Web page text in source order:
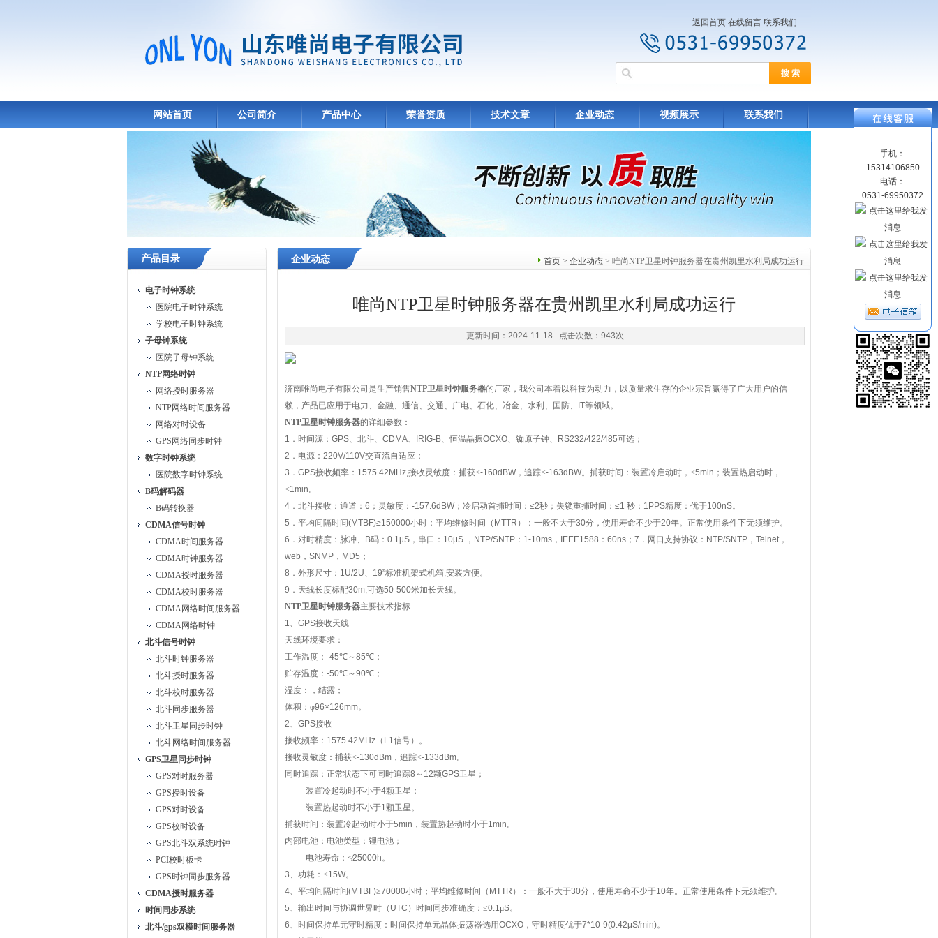
返回首页 在线留言 联系我们
网站首页 公司简介 产品中心 荣誉资质 技术文章 企业动态 视频展示 联系我们
产品目录
电子时钟系统
医院电子时钟系统
学校电子时钟系统
子母钟系统
医院子母钟系统
NTP网络时钟
网络授时服务器
NTP网络时间服务器
网络对时设备
GPS网络同步时钟
数字时钟系统
医院数字时钟系统
B码解码器
B码转换器
CDMA信号时钟
CDMA时间服务器
CDMA时钟服务器
CDMA授时服务器
CDMA校时服务器
CDMA网络时间服务器
CDMA网络时钟
北斗信号时钟
北斗时钟服务器
北斗授时服务器
北斗校时服务器
北斗同步服务器
北斗卫星同步时钟
北斗网络时间服务器
GPS卫星同步时钟
GPS对时服务器
GPS授时设备
GPS对时设备
GPS校时设备
GPS北斗双系统时钟
PCI校时板卡
GPS时钟同步服务器
CDMA授时服务器
时间同步系统
北斗/gps双模时间服务器
首页 > 企业动态 > 唯尚NTP卫星时钟服务器在贵州凯里水利局成功运行
企业动态
唯尚NTP卫星时钟服务器在贵州凯里水利局成功运行
更新时间：2024-11-18 点击次数：943次
济南唯尚电子有限公司是生产销售NTP卫星时钟服务器的厂家，我公司本着以科技为动力，以质量求生存的企业宗旨赢得了广大用户的信
赖，产品已应用于电力、金融、通信、交通、广电、石化、冶金、水利、国防、
IT等领域。
NTP卫星时钟服务器的详细参数：
1 ．时间源： GPS、北斗、 CDMA、 IRIG-B、恒温晶振OCXO、铷原子钟、 RS232/422/485可选；
2 ．电源： 220V/110V交直流自适应；
3 ． GPS接收频率： 1575.42MHz,接收灵敏度：捕获<-160dBW ，追踪<-163dBW。捕获时间：装置冷启动时，<5min ；装置热启动时，
<1min。
4 ．北斗接收：通道： 6 ；灵敏度： -157.6dBW ；冷启动首捕时间： ≤2秒；失锁重捕时间： ≤1 秒； 1PPS精度：优于100nS。
5 ．平均间隔时间(MTBF)≥150000小时；平均维修时间（ MTTR ）：一般不大于30分，使用寿命不少于20年。正常使用条件下无须维护。
6 ．对时精度：脉冲、 B码： 0.1μS ，串口： 10μS ， NTP/SNTP ： 1-10ms ， IEEE1588 ： 60ns ； 7 ．网口支持协议： NTP/SNTP ， Telnet，
web ， SNMP ， MD5 ；
8 ．外形尺寸： 1U/2U、 19”标准机架式机箱,安装方便。
9 ．天线长度标配30m,可选50-500米加长天线。
NTP卫星时钟服务器主要技术指标
1、 GPS接收天线
天线环境要求：
工作温度： -45℃～85℃；
贮存温度： -50℃～90℃；
湿度：，结露；
体积：φ96×126mm。
2、 GPS接收
接收频率： 1575.42MHz （ L1信号）。
接收灵敏度：捕获<-130dBm ，追踪<-133dBm。
同时追踪：正常状态下可同时追踪8 ～ 12颗GPS卫星；
装置冷起动时不小于4颗卫星；
装置热起动时不小于1颗卫星。
捕获时间：装置冷起动时小于5min ，装置热起动时小于1min。
内部电池：电池类型：锂电池；
电池寿命：≮25000h。
3、功耗：≤15W。
4、平均间隔时间(MTBF)≥70000小时；平均维修时间（ MTTR ）：一般不大于30分，使用寿命不少于10年。正常使用条件下无须维护。
5、输出时间与协调世界时（ UTC ）时间同步准确度：≤0.1μS。
6、时间保持单元守时精度：时间保持单元晶体振荡器选用OCXO ，守时精度优于7*10-9(0.42μS/min)。
手机：
15314106850
电话：
0531-69950372